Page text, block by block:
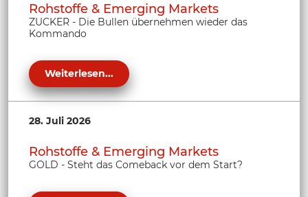
Rohstoffe & Emerging Markets
ZUCKER - Die Bullen übernehmen wieder das
Kommando
Weiterlesen...
28. Juli 2026
Rohstoffe & Emerging Markets
GOLD - Steht das Comeback vor dem Start?